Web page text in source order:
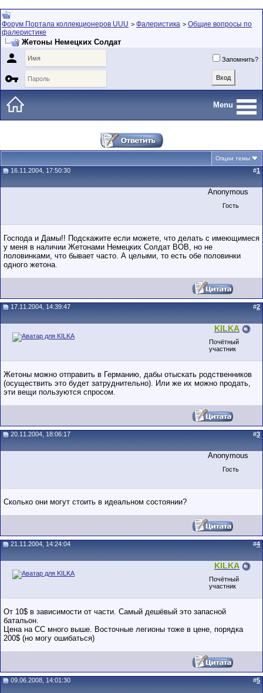
Форум Портала коллекционеров UUU > Фалеристика > Общие вопросы по
фалеристике
Жетоны Немецких Солдат
 Запомнить?

Menu
Опции темы
16.11.2004, 17:50:30 #1
Anonymous
Гость
Господа и Дамы!! Подскажите если можете, что делать с имеющимеся
у меня в наличии Жетонами Немецких Солдат ВОВ, но не
половинками, что бывает часто. А целыми, то есть обе половинки
одного жетона.
17.11.2004, 14:39:47 #2
KILKA
Почётный
участник
Жетоны можно отправить в Германию, дабы отыскать родственников
(осуществить это будет затруднительно). Или же их можно продать,
эти вещи пользуются спросом.
20.11.2004, 18:06:17 #3
Anonymous
Гость
Сколько они могут стоить в идеальном состоянии?
21.11.2004, 14:24:04 #4
KILKA
Почётный
участник
От 10$ в зависимости от части. Самый дешёвый это запасной
батальон.
Цена на СС много выше. Восточные легионы тоже в цене, порядка
200$ (но могу ошибаться)
09.06.2008, 14:01:30 #5